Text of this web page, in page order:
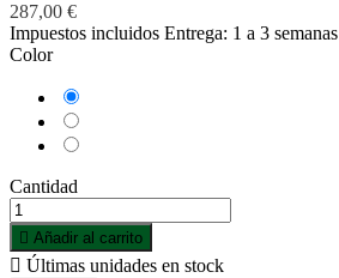
287,00 €
Impuestos incluidos Entrega: 1 a 3 semanas
Color
Cantidad
 Añadir al carrito
 Últimas unidades en stock